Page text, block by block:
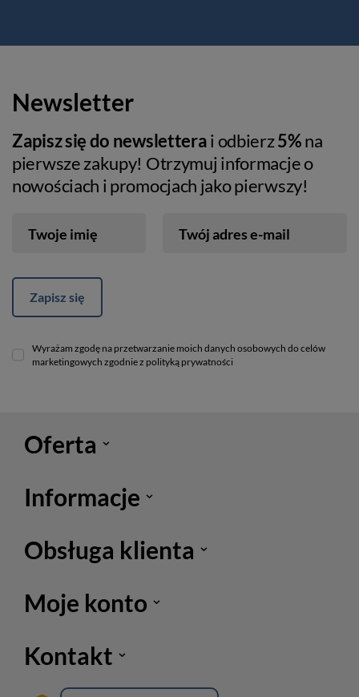
Newsletter
Zapisz się do newsletterai odbierz5%na
pierwsze zakupy! Otrzymuj informacje o
nowościach i promocjach jako pierwszy!
Twoje imię Twój adres e-mail
Zapisz się
Wyrażam zgodę na przetwarzanie moich danych osobowych do celów
marketingowych zgodnie z polityką prywatności
Oferta
Informacje
Obsługa klienta
Moje konto
Kontakt